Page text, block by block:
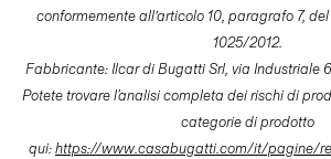
conformemente all’articolo 10, paragrafo 7,
1025/2012.
Fabbricante: Ilcar di Bugatti Srl, via Industriale
Potete trovare l'analisi completa dei rischi di
categorie di prodotto
qui:https://www.casabugatti.com/it/pagine/